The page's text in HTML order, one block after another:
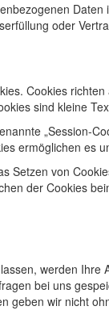
oder
Cookies
sind kleine
„Session-
ermöglichen es
Setzen von
der Cookies
werden
bei uns
geben wir nicht